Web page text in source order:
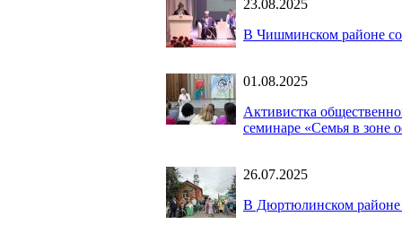
23.08.2025
В Чишминском районе
01.08.2025
Активистка
семинаре «Семья в зоне
26.07.2025
В Дюртюлинском районе